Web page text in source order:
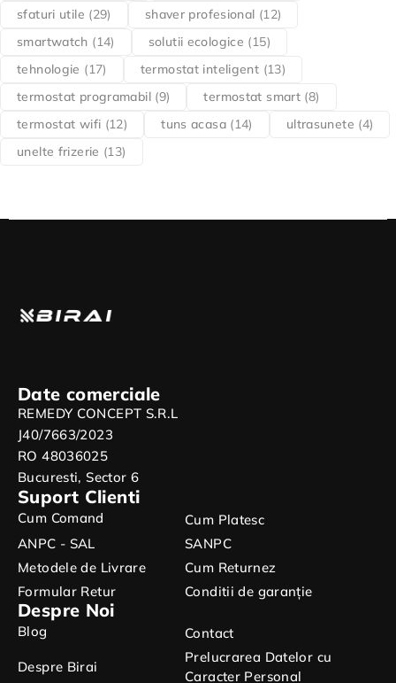
sfaturi utile (29) shaver profesional (12)
smartwatch (14) solutii ecologice (15)
tehnologie (17) termostat inteligent (13)
termostat programabil(9) termostat smart (8)
termostat wifi (12) tuns acasa(14) ultrasunete (4)
unelte frizerie (13)
Date comerciale
REMEDY CONCEPT S.R.L
J40/7663/2023
RO 48036025
Bucuresti, Sector 6
Suport Clienti
Cum Comand
Cum Platesc
ANPC - SAL
SANPC
Metodele de Livrare
Cum Returnez
Formular Retur
Conditii de garanție
Despre Noi
Blog
Contact
Despre Birai
Prelucrarea Datelor cu
Caracter Personal